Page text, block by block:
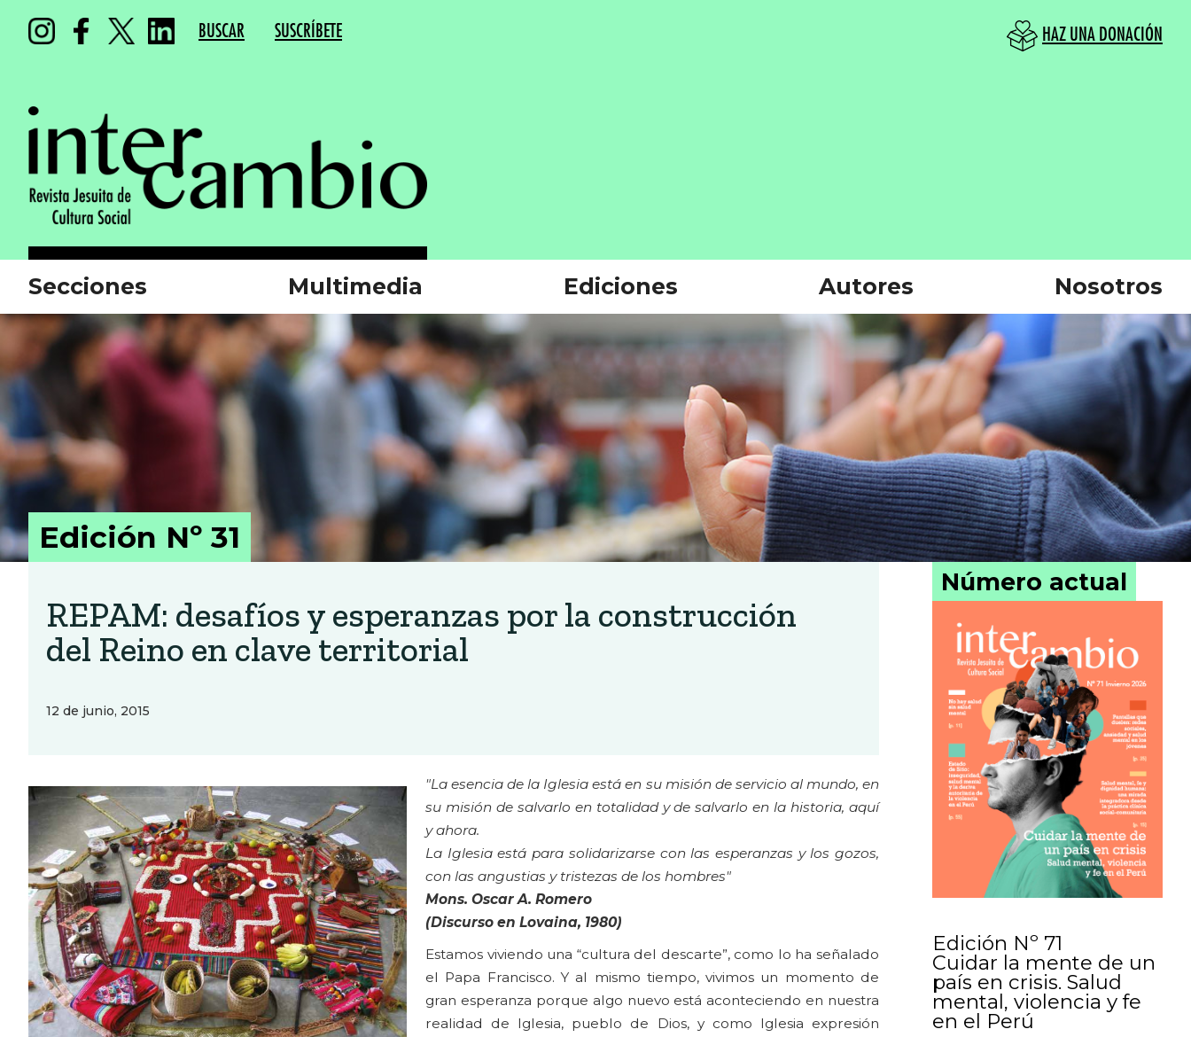
BUSCAR SUSCRÍBETE HAZ UNA DONACIÓN
Secciones Multimedia Ediciones Autores Nosotros
Edición Nº 31
REPAM: desafíos y esperanzas por la construcción
del Reino en clave territorial
12 de junio, 2015
"La esencia de la Iglesia está en su misión de servicio al mundo, en
su misión de salvarlo en totalidad y de salvarlo en la historia, aquí
y ahora.
La Iglesia está para solidarizarse con las esperanzas y los gozos,
con las angustias y tristezas de los hombres"
Mons. Oscar A. Romero
(Discurso en Lovaina, 1980)
Estamos viviendo una “cultura del descarte”, como lo ha señalado
el Papa Francisco. Y al mismo tiempo, vivimos un momento de
gran esperanza porque algo nuevo está aconteciendo en nuestra
realidad de Iglesia, pueblo de Dios, y como Iglesia expresión
Número actual
Edición Nº 71
Cuidar la mente de un
país en crisis. Salud
mental, violencia y fe
en el Perú